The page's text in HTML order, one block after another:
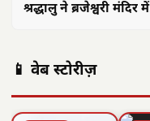
श्रद्धालु ने ब्रजेश्वरी मंदिर में
📱 वेब स्टोरीज़